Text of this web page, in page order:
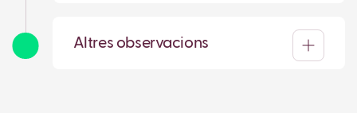
Altres observacions